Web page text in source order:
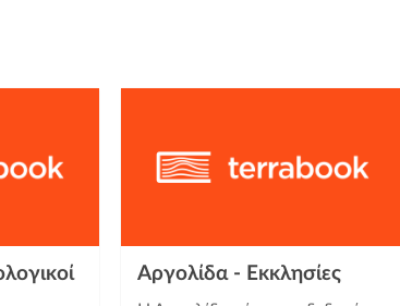
Αργολίδα - Εκκλησίες